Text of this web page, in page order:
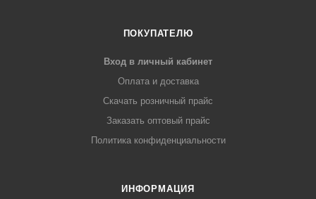
ПОКУПАТЕЛЮ
Вход в личный кабинет
Оплата и доставка
Скачать розничный прайс
Заказать оптовый прайс
Политика конфиденциальности
ИНФОРМАЦИЯ